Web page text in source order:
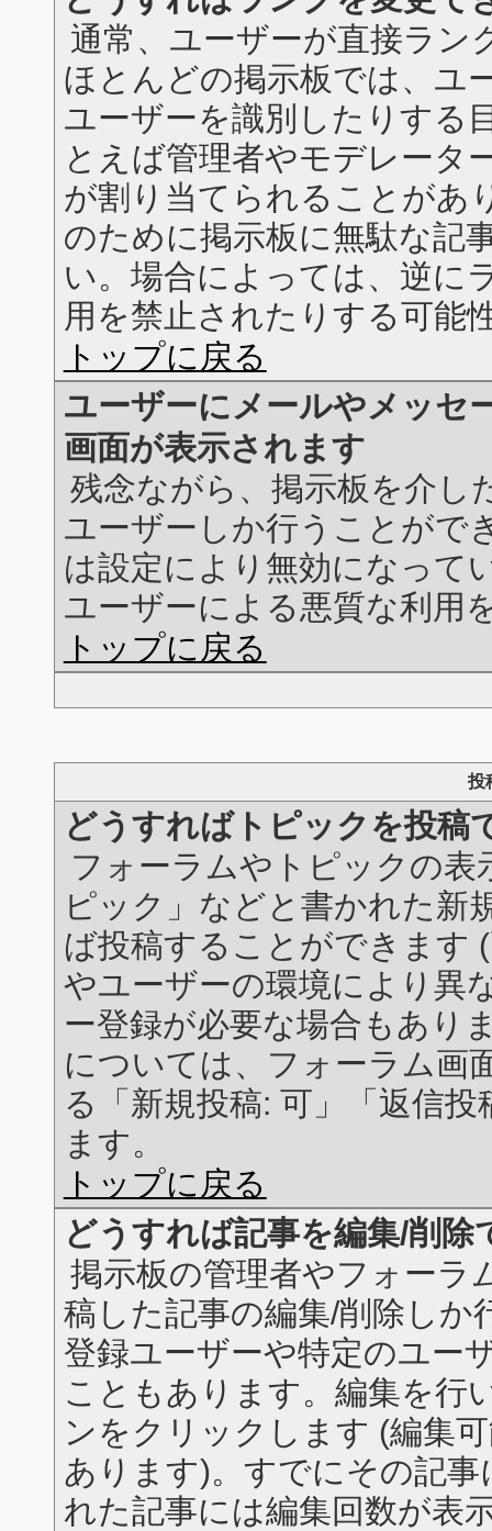
通常、ユーザーが直接ラン
ほとんどの掲示板では、ユ
ユーザーを識別したりする
とえば管理者やモデレータ
が割り当てられることがあ
のために掲示板に無駄な記
い。場合によっては、逆に
用を禁止されたりする可能
トップに戻る
ユーザーにメールやメッセ
画面が表示されます
残念ながら、掲示板を介し
ユーザーしか行うことがで
は設定により無効になって
ユーザーによる悪質な利用
トップに戻る
投
どうすればトピックを投稿
フォーラムやトピックの表
ピック」などと書かれた新
ば投稿することができます
やユーザーの環境により異
ー登録が必要な場合もあり
については、フォーラム画
る「新規投稿: 可」「返信
ます。
トップに戻る
どうすれば記事を編集/削除
掲示板の管理者やフォーラ
稿した記事の編集/削除しか
登録ユーザーや特定のユー
こともあります。編集を行
ンをクリックします (編集
あります)。すでにその記
れた記事には編集回数が表